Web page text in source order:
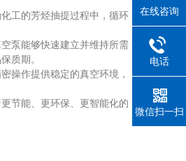
工的芳烃抽提过程中，循环
泵能够快速建立并维持所需
质期。
操作提供稳定的真空环境，
节能、更环保、更智能化的
在线咨询
电话
微信扫一扫